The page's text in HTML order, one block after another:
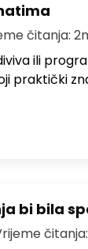
čitanja:
ili
praktički
bi bila